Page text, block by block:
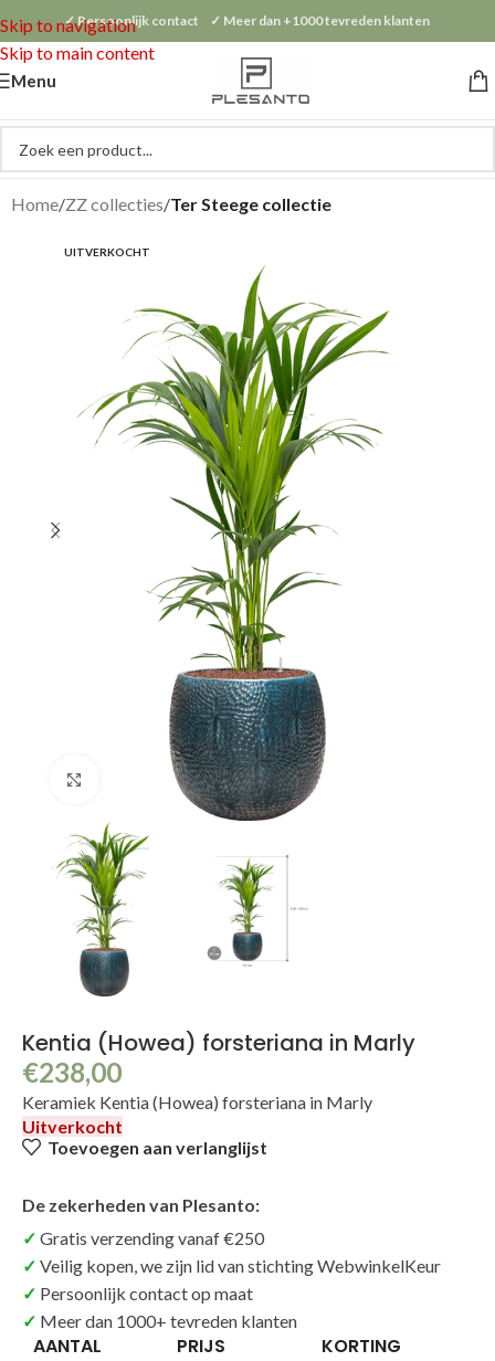
Skip to navigation
Skip to main content
✓ Persoonlijk contact ✓ Meer dan +1000 tevreden klanten
Menu
Home ZZ collecties Ter Steege collectie
UITVERKOCHT
Klik om te vergroten
Kentia (Howea) forsteriana in Marly
€238,00
Keramiek Kentia (Howea) forsteriana in Marly
Uitverkocht
Toevoegen aan verlanglijst
De zekerheden van Plesanto:
Gratis verzending vanaf €250
Veilig kopen, we zijn lid van stichting WebwinkelKeur
Persoonlijk contact op maat
Meer dan 1000+ tevreden klanten
AANTAL PRIJS KORTING